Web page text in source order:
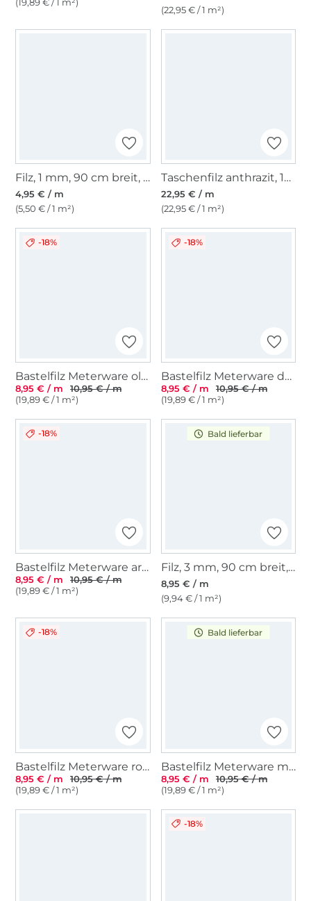
(22,95 € / 1 m²)
Filz, 1 mm, 90 cm breit, mittelgrün
4,95 € / m
(5,50 € / 1 m²)
Taschenfilz anthrazit, 100 cm breit
22,95 € / m
(22,95 € / 1 m²)
-18%
Bastelfilz Meterware olivgrün
8,95 € / m
10,95 € / m
(19,89 € / 1 m²)
-18%
Bastelfilz Meterware dunkelbraun
8,95 € / m
10,95 € / m
(19,89 € / 1 m²)
-18%
Bastelfilz Meterware army
8,95 € / m
10,95 € / m
(19,89 € / 1 m²)
Bald lieferbar
Filz, 3 mm, 90 cm breit, rosa
8,95 € / m
(9,94 € / 1 m²)
-18%
Bastelfilz Meterware royalblau
8,95 € / m
10,95 € / m
(19,89 € / 1 m²)
Bald lieferbar
Bastelfilz Meterware marine
8,95 € / m
10,95 € / m
(19,89 € / 1 m²)
-18%